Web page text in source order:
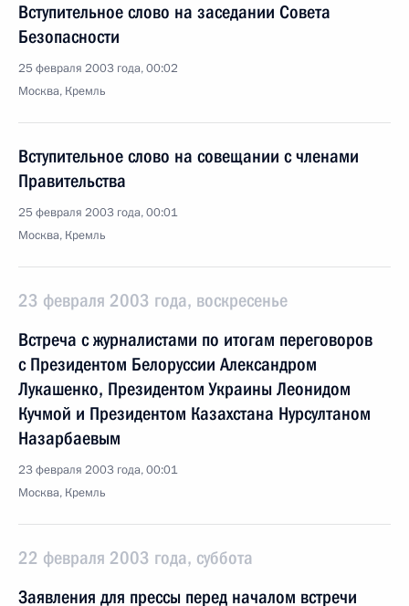
Вступительное слово на заседании Совета
Безопасности
25 февраля 2003 года, 00:02
Москва, Кремль
Вступительное слово на совещании с членами
Правительства
25 февраля 2003 года, 00:01
Москва, Кремль
23 февраля 2003 года, воскресенье
Встреча с журналистами по итогам переговоров
с Президентом Белоруссии Александром
Лукашенко, Президентом Украины Леонидом
Кучмой и Президентом Казахстана Нурсултаном
Назарбаевым
23 февраля 2003 года, 00:01
Москва, Кремль
22 февраля 2003 года, суббота
Заявления для прессы перед началом встречи